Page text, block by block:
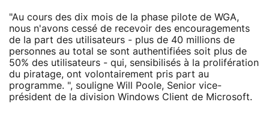
"Au cours des dix mois de la phase pilote de WGA,
nous n'avons cessé de recevoir des encouragements
de la part des utilisateurs - plus de 40 millions de
personnes au total se sont authentifiées soit plus de
50% des utilisateurs - qui, sensibilisés à la prolifération
du piratage, ont volontairement pris part au
programme. ", souligne Will Poole, Senior vice-
président de la division Windows Client de Microsoft.